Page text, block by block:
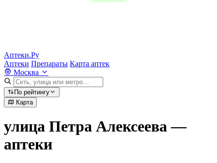
Аптеки.Ру
Аптеки Препараты Карта аптек
Москва
По рейтингу
Карта
улица Петра Алексеева —
аптеки